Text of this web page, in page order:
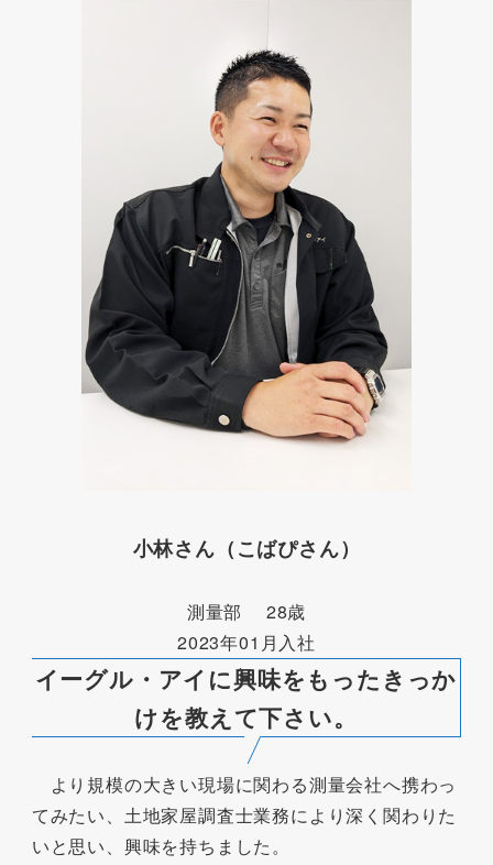
小林さん（こばぴさん）
測量部 28歳
2023年01月入社
イーグル・アイに興味をもったきっか
けを教えて下さい。
より規模の大きい現場に関わる測量会社へ携わっ
てみたい、土地家屋調査士業務により深く関わりた
いと思い、興味を持ちました。